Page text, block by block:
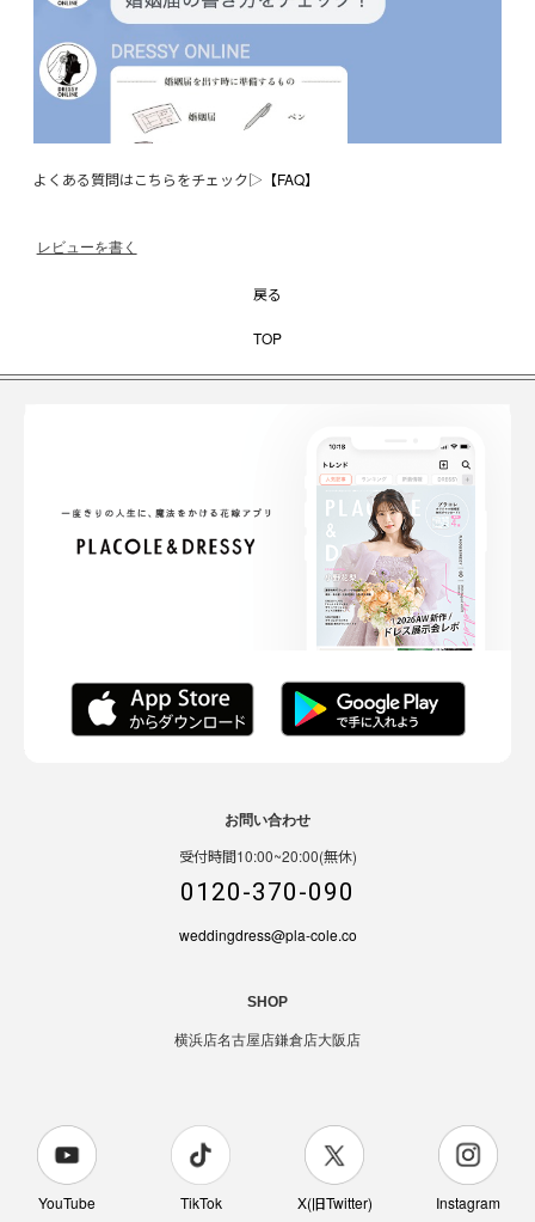
よくある質問はこちらをチェック▷ 【FAQ】
レビューを書く
戻る
TOP
お問い合わせ
受付時間10:00~20:00(無休)
0120-370-090
weddingdress@pla-cole.co
SHOP
横浜店名古屋店鎌倉店大阪店
YouTube TikTok X(旧Twitter) Instagram